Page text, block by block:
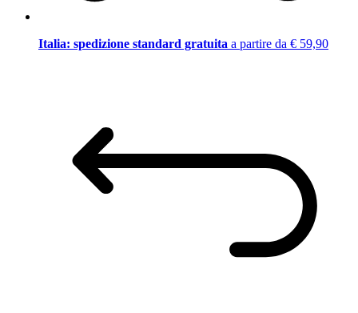
Italia: spedizione standard gratuita a partire da € 59,90